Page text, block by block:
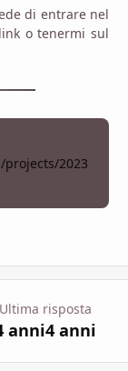
di entrare nel
o tenermi sul
projects/2023
Ultima risposta
anni4 anni